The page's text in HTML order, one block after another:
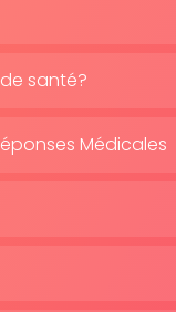
santé?
Médicales